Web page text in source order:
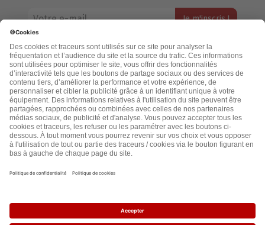
jamais échangée. Pour consulter notre politique de confidentialité,
cliquez ici.
Accueil
Politique de confidentialité
Cookies